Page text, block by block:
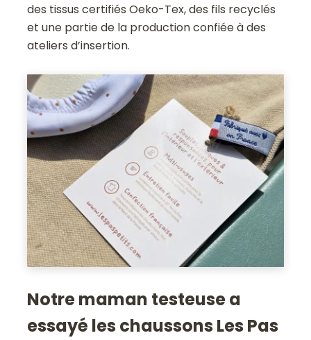
des tissus certifiés Oeko-Tex, des fils recyclés
et une partie de la production confiée à des
ateliers d’insertion.
Notre maman testeuse a
essayé les chaussons Les Pas